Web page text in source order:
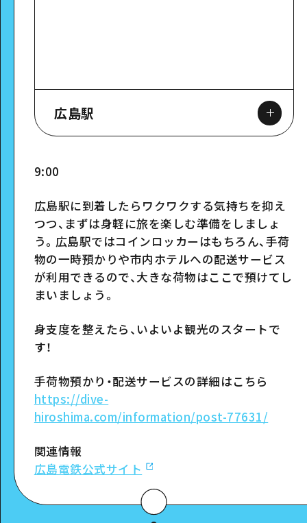
広島駅
スポット詳細
9:00
広島駅に到着したらワクワクする気持ちを抑え
つつ、まずは身軽に旅を楽しむ準備をしましょ
う。広島駅ではコインロッカーはもちろん、手荷
物の一時預かりや市内ホテルへの配送サービス
が利用できるので、大きな荷物はここで預けてし
まいましょう。
身支度を整えたら、いよいよ観光のスタートで
す！
手荷物預かり・配送サービスの詳細はこちら
https://dive-
hiroshima.com/information/post-77631/
関連情報
広島電鉄公式サイト